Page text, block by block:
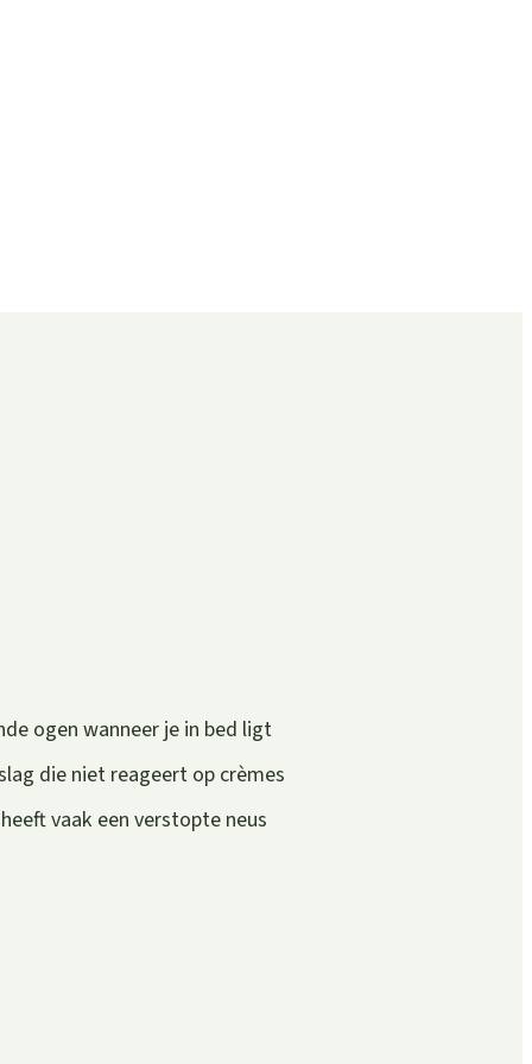
ogen wanneer je in bed ligt
die niet reageert op crèmes
vaak een verstopte neus